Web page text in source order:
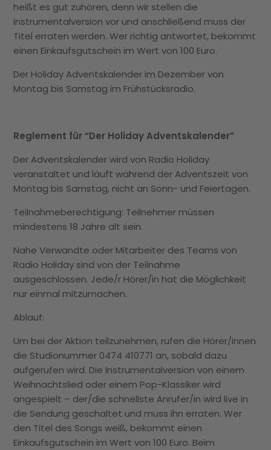
heißt es gut zuhören, denn wir stellen die
Instrumentalversion vor und anschließend muss der
Titel erraten werden. Wer richtig antwortet, bekommt
einen Einkaufsgutschein im Wert von 100 Euro.
Der Holiday Adventskalender im Dezember von
Montag bis Samstag im Frühstücksradio.
Reglement für “Der Holiday Adventskalender”
Der Adventskalender wird von Radio Holiday
veranstaltet und läuft während der Adventszeit von
Montag bis Samstag, nicht an Sonn- und Feiertagen.
Teilnahmeberechtigung: Teilnehmer müssen
mindestens 18 Jahre alt sein.
Nahe Verwandte oder Mitarbeiter des Teams von
Radio Holiday sind von der Teilnahme
ausgeschlossen. Jede/r Hörer/in hat die Möglichkeit
nur einmal mitzumachen.
Ablauf:
Um bei der Aktion teilzunehmen, rufen die Hörer/innen
die Studionummer 0474 410771 an, sobald dazu
aufgerufen wird. Die Instrumentalversion von einem
Weihnachtslied oder einem Pop-Klassiker wird
angespielt – der/die schnellste Anrufer/in wird live in
die Sendung geschaltet und muss ihn erraten. Wer
den Titel des Songs weiß, bekommt einen
Einkaufsgutschein im Wert von 100 Euro. Beim